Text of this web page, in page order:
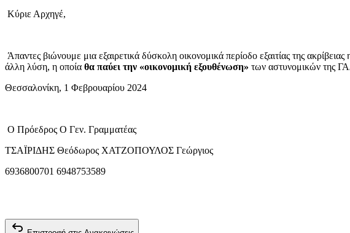
Κύριε Αρχηγέ,
Άπαντες βιώνουμε μια εξαιρετικά δύσκολη οικονομικά περίοδο εξαιτίας της
άλλη λύση, η οποία θα παύει την «οικονομική εξουθένωση» των αστυνομικών της
Θεσσαλονίκη, 1 Φεβρουαρίου 2024
Ο Πρόεδρος Ο Γεν. Γραμματέας
ΤΣΑΪΡΙΔΗΣ Θεόδωρος ΧΑΤΖΟΠΟΥΛΟΣ Γεώργιος
6936800701 6948753589